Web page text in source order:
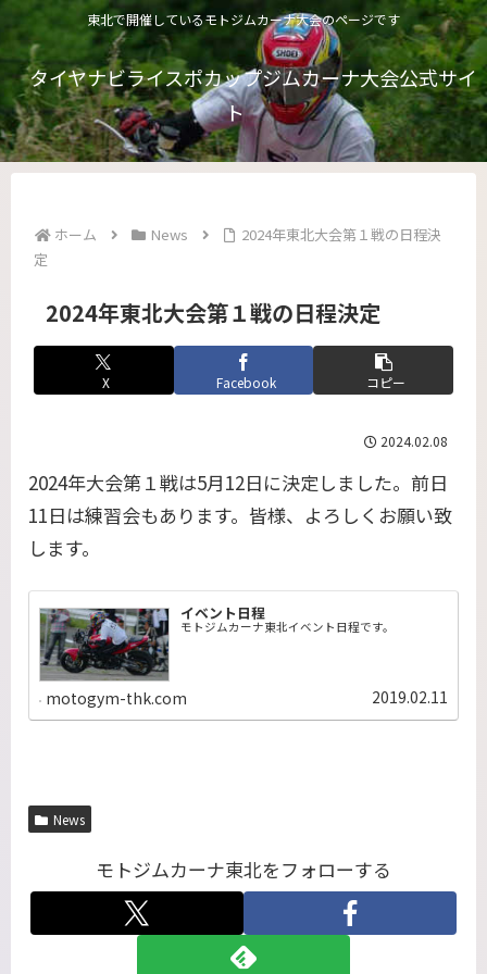
東北で開催しているモトジムカーナ大会のページです
タイヤナビライスポカップジムカーナ大会公式サイ
ト
ホーム News
2024年東北大会第１戦の日程決
定
2024年東北大会第１戦の日程決定
X Facebook コピー
2024.02.08
2024年大会第１戦は5月12日に決定しました。前日
11日は練習会もあります。皆様、よろしくお願い致
します。
イベント日程
モトジムカーナ東北イベント日程です。
motogym-thk.com 2019.02.11
News
モトジムカーナ東北をフォローする